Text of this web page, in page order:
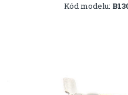
Kód modelu: